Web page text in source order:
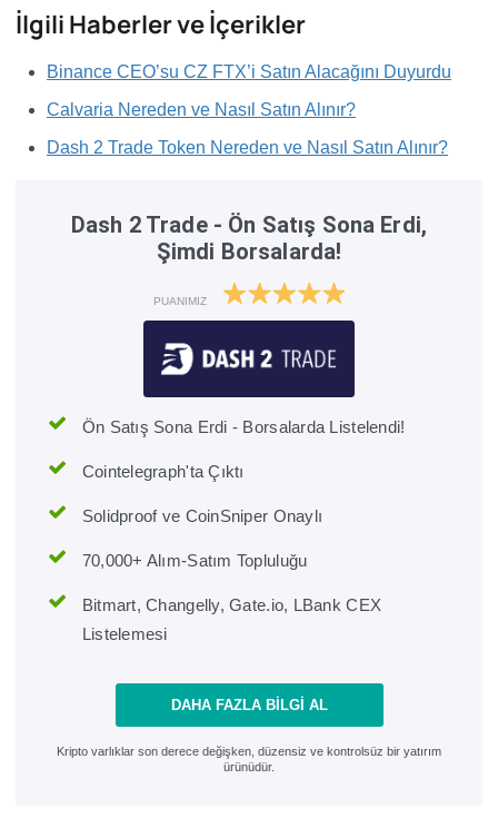
İlgili Haberler ve İçerikler
Binance CEO’su CZ FTX’i Satın Alacağını Duyurdu
Calvaria Nereden ve Nasıl Satın Alınır?
Dash 2 Trade Token Nereden ve Nasıl Satın Alınır?
Dash 2 Trade - Ön Satış Sona Erdi,
Şimdi Borsalarda!
PUANIMIZ
Ön Satış Sona Erdi - Borsalarda Listelendi!
Cointelegraph'ta Çıktı
Solidproof ve CoinSniper Onaylı
70,000+ Alım-Satım Topluluğu
Bitmart, Changelly, Gate.io, LBank CEX
Listelemesi
DAHA FAZLA BILGI AL
Kripto varlıklar son derece değişken, düzensiz ve kontrolsüz bir yatırım
ürünüdür.